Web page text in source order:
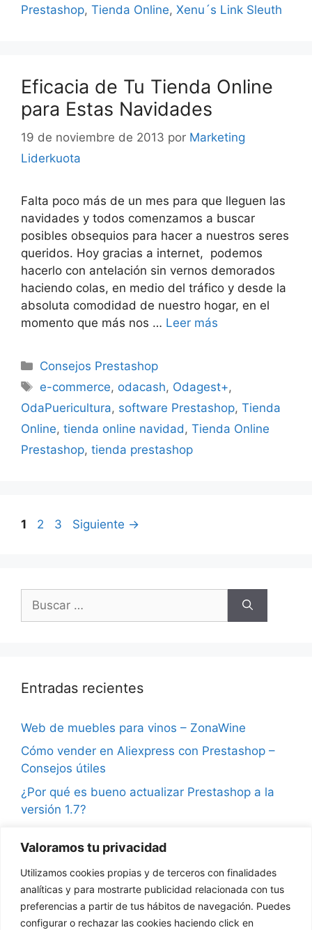
Valoramos tu privacidad
Utilizamos cookies propias y de terceros con finalidades
analíticas y para mostrarte publicidad relacionada con tus
preferencias a partir de tus hábitos de navegación. Puedes
configurar o rechazar las cookies haciendo click en
Prestashop, Tienda Online, Xenu´s Link Sleuth
Eficacia de Tu Tienda Online
para Estas Navidades
19 de noviembre de 2013 por Marketing
Liderkuota
Falta poco más de un mes para que lleguen las
navidades y todos comenzamos a buscar
posibles obsequios para hacer a nuestros seres
queridos. Hoy gracias a internet, podemos
hacerlo con antelación sin vernos demorados
haciendo colas, en medio del tráfico y desde la
absoluta comodidad de nuestro hogar, en el
momento que más nos … Leer más
Categorías
Consejos Prestashop
Etiquetas
e-commerce, odacash, Odagest+,
OdaPuericultura, software Prestashop, Tienda
Online, tienda online navidad , Tienda Online
Prestashop, tienda prestashop
Navegación
Página
1 Página
2 Página
3 Siguiente →
Entradas recientes
Web de muebles para vinos – ZonaWine
Cómo vender en Aliexpress con Prestashop –
Consejos útiles
¿Por qué es bueno actualizar Prestashop a la
versión 1.7?
seguidores
¿Qué son las notificaciones push en
Prestashop?